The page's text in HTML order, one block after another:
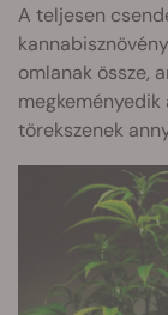
A teljesen
omlanak össze,
megkeményedik
törekszenek